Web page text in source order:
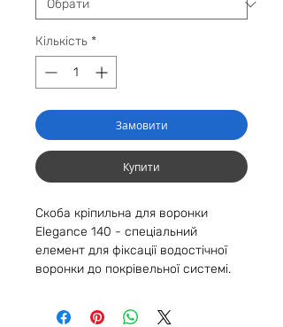
Кількість *
Замовити
Купити
Скоба кріпильна для воронки
Elegance 140 - спеціальний
елемент для фіксації водостічної
воронки до покрівельної системі.